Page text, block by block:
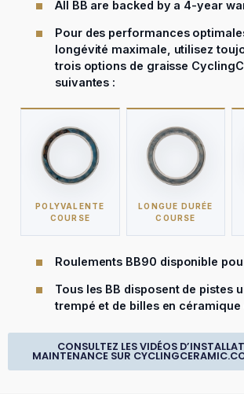
All BB are backed by a 4-year
Pour des performances
longévité maximale, utilisez
trois options de graisse
suivantes :
POLYVALENTE
COURSE
LONGUE DURÉE
COURSE
Roulements BB90 disponible
Tous les BB disposent de pistes
trempé et de billes en céramique
CONSULTEZ LES VIDÉOS
MAINTENANCE SUR